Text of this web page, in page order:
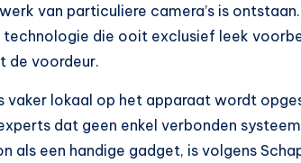
van particuliere camera’s is ontstaan.
die ooit exclusief leek
de voordeur.
lokaal op het apparaat wordt
dat geen enkel verbonden
als een handige gadget, is volgens